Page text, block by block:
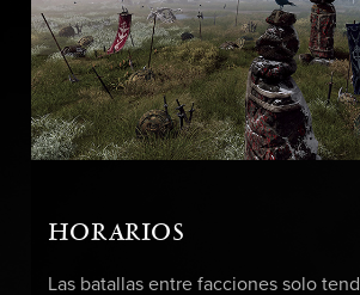
HORARIOS
Las batallas entre facciones solo